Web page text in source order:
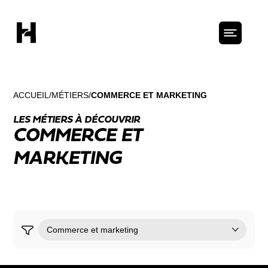
ACCUEIL MÉTIERS COMMERCE ET MARKETING
LES MÉTIERS À DÉCOUVRIR
COMMERCE ET
MARKETING